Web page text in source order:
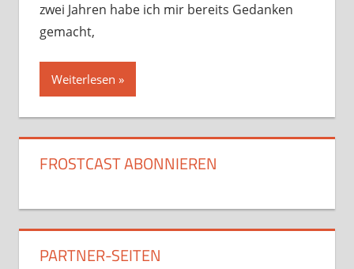
zwei Jahren habe ich mir bereits Gedanken
gemacht,
Weiterlesen
FROSTCAST ABONNIEREN
PARTNER-SEITEN